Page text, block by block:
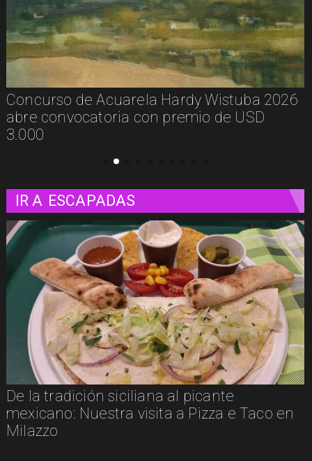
De la calle a los libros: Pablito Recupera
presenta Psicología Callejera
IR A ESCAPADAS
al picante
a Pizza e Taco en
Un paseo matutino